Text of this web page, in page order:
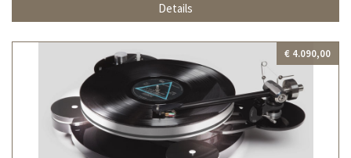
Details
€ 4.090,00